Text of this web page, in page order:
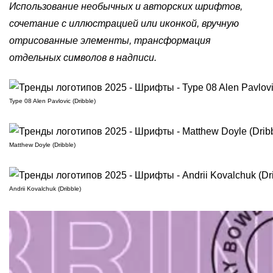
Использование необычных и авторских шрифтов,
сочетание с иллюстрацией или иконкой, вручную
отрисованные элементы, трансформация
отдельных символов в надписи.
Type 08 Alen Pavlovic (Dribble)
Matthew Doyle (Dribble)
Andrii Kovalchuk (Dribble)